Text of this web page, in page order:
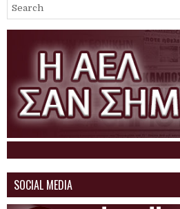
SOCIAL MEDIA